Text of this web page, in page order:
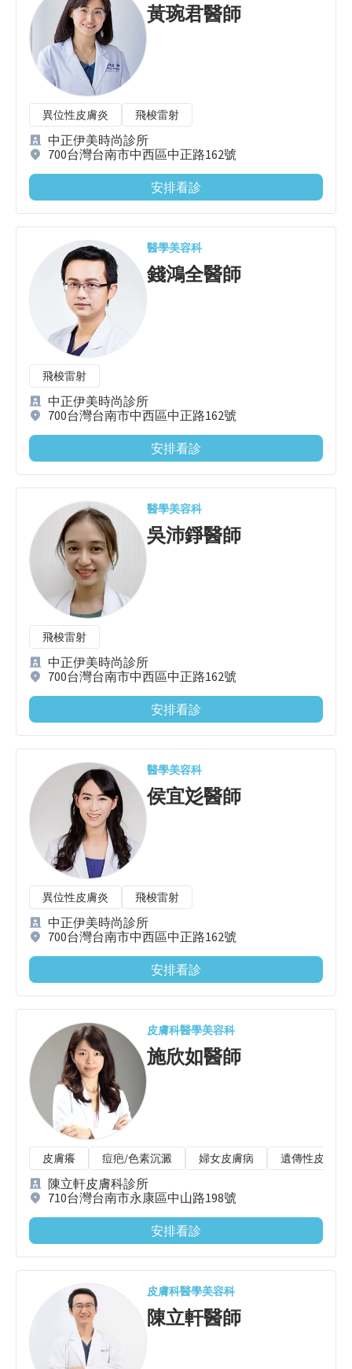
黃琬君醫師
異位性皮膚炎 飛梭雷射
中正伊美時尚診所
700台灣台南市中西區中正路162號
安排看診
醫學美容科
錢鴻全醫師
飛梭雷射
中正伊美時尚診所
700台灣台南市中西區中正路162號
安排看診
醫學美容科
吳沛錚醫師
飛梭雷射
中正伊美時尚診所
700台灣台南市中西區中正路162號
安排看診
醫學美容科
侯宜彣醫師
異位性皮膚炎 飛梭雷射
中正伊美時尚診所
700台灣台南市中西區中正路162號
安排看診
皮膚科醫學美容科
施欣如醫師
皮膚癢 痘疤/色素沉澱 婦女皮膚病 遺傳性皮膚病
陳立軒皮膚科診所
710台灣台南市永康區中山路198號
安排看診
皮膚科醫學美容科
陳立軒醫師